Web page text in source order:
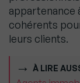
appartenance
cohérents
leurs clients.
À LIRE